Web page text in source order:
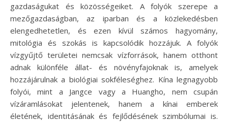
gazdaságukat és közösségeiket. A folyók szerepe a
mezőgazdaságban, az iparban és a közlekedésben
elengedhetetlen, és ezen kívül számos hagyomány,
mitológia és szokás is kapcsolódik hozzájuk. A folyók
vízgyűjtő területei nemcsak vízforrások, hanem otthont
adnak különféle állat- és növényfajoknak is, amelyek
hozzájárulnak a biológiai sokféleséghez. Kína legnagyobb
folyói, mint a Jangce vagy a Huangho, nem csupán
vízáramlásokat jelentenek, hanem a kínai emberek
életének, identitásának és fejlődésének szimbólumai is.